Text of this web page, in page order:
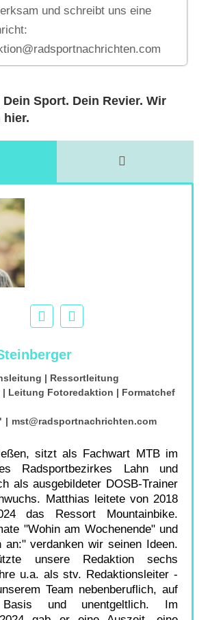
und schreibt uns eine
Dein Sport. Dein Revier. Wir
hier.
| Ressortleitung
Leitung Fotoredaktion | Formatchef
| mst@radsportnachrichten.com
sitzt als Fachwart MTB im
Radsportbezirkes Lahn und
als ausgebildeter DOSB-Trainer
Matthias leitete von 2018
das Ressort Mountainbike.
"Wohin am Wochenende" und
an:" verdanken wir seinen Ideen.
unsere Redaktion sechs
u.a. als stv. Redaktionsleiter -
Team nebenberuflich, auf
Basis und unentgeltlich. Im